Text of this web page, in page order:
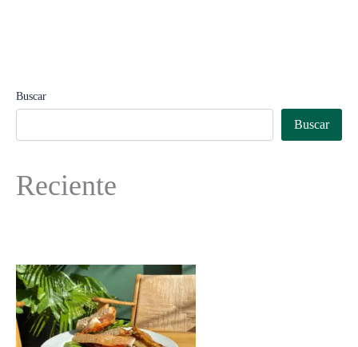
Buscar
Buscar
Reciente